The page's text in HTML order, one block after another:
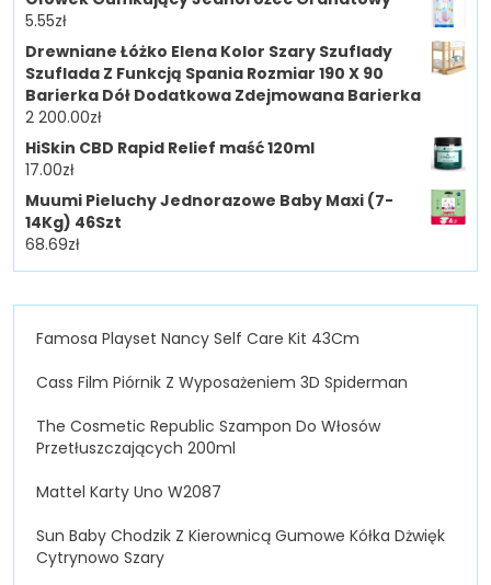
5.55zł
Drewniane Łóżko Elena Kolor Szary Szuflady
Szuflada Z Funkcją Spania Rozmiar 190 X 90
Barierka Dół Dodatkowa Zdejmowana Barierka
2 200.00zł
HiSkin CBD Rapid Relief maść 120ml
17.00zł
Muumi Pieluchy Jednorazowe Baby Maxi (7-
14Kg) 46Szt
68.69zł
Famosa Playset Nancy Self Care Kit 43Cm
Cass Film Piórnik Z Wyposażeniem 3D Spiderman
The Cosmetic Republic Szampon Do Włosów
Przetłuszczających 200ml
Mattel Karty Uno W2087
Sun Baby Chodzik Z Kierownicą Gumowe Kółka Dżwięk
Cytrynowo Szary